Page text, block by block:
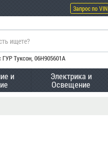
Запрос по VIN
Туксон, 06H905601A
и Электрика и
Освещение